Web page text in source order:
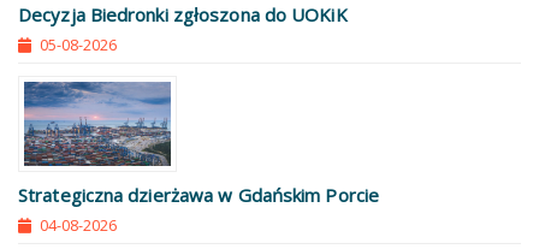
Decyzja Biedronki zgłoszona do UOKiK
05-08-2026
Strategiczna dzierżawa w Gdańskim Porcie
04-08-2026